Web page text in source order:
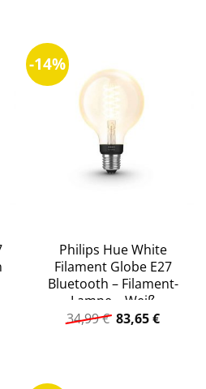
-14%
Philips Hue White
Filament Globe E27
Bluetooth – Filament-
Lampe – Weiß
34,99€
Preis
83,65€